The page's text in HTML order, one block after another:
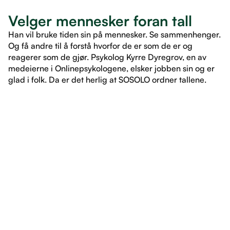
Velger mennesker foran tall
Han vil bruke tiden sin på mennesker. Se sammenhenger.
Og få andre til å forstå hvorfor de er som de er og
reagerer som de gjør. Psykolog Kyrre Dyregrov, en av
medeierne i Onlinepsykologene, elsker jobben sin og er
glad i folk. Da er det herlig at SOSOLO ordner tallene.